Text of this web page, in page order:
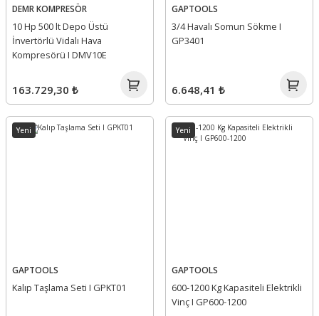
DEMR KOMPRESÖR
10 Hp 500 lt Depo Üstü
İnvertörlü Vidalı Hava
Kompresörü I DMV10E
163.729,30 ₺
GAPTOOLS
3/4 Havalı Somun Sökme I
GP3401
6.648,41 ₺
Yeni
GAPTOOLS
Kalıp Taşlama Seti I GPKT01
Yeni
GAPTOOLS
600-1200 Kg Kapasiteli Elektrikli
Vinç I GP600-1200